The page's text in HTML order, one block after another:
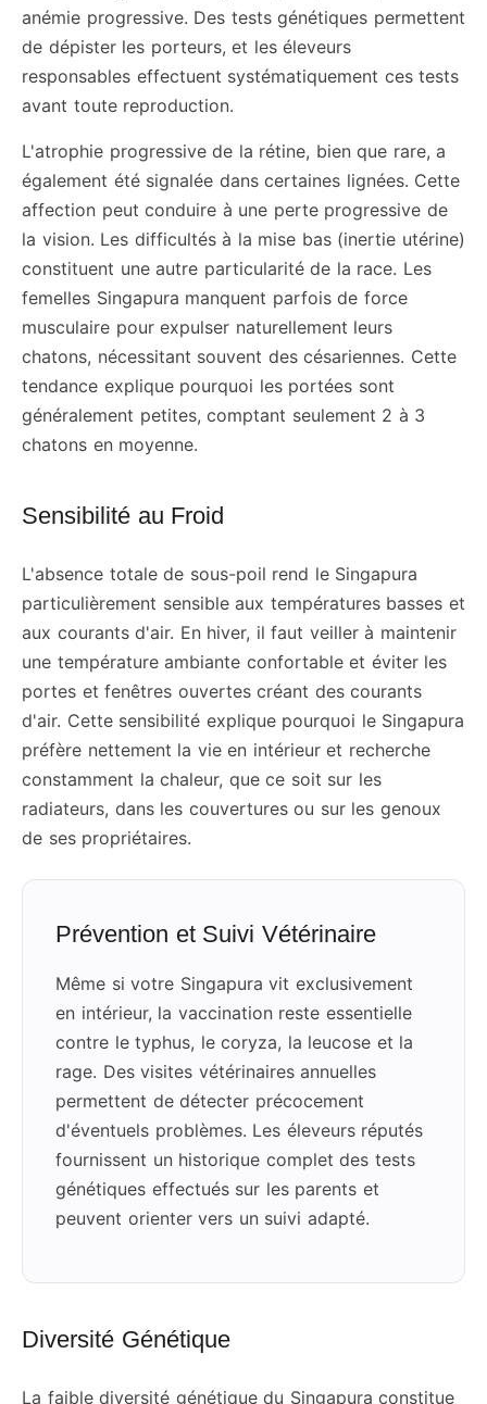
anémie progressive. Des tests génétiques permettent
de dépister les porteurs, et les éleveurs
responsables effectuent systématiquement ces tests
avant toute reproduction.
L'atrophie progressive de la rétine, bien que rare, a
également été signalée dans certaines lignées. Cette
affection peut conduire à une perte progressive de
la vision. Les difficultés à la mise bas (inertie utérine)
constituent une autre particularité de la race. Les
femelles Singapura manquent parfois de force
musculaire pour expulser naturellement leurs
chatons, nécessitant souvent des césariennes. Cette
tendance explique pourquoi les portées sont
généralement petites, comptant seulement 2 à 3
chatons en moyenne.
Sensibilité au Froid
L'absence totale de sous-poil rend le Singapura
particulièrement sensible aux températures basses et
aux courants d'air. En hiver, il faut veiller à maintenir
une température ambiante confortable et éviter les
portes et fenêtres ouvertes créant des courants
d'air. Cette sensibilité explique pourquoi le Singapura
préfère nettement la vie en intérieur et recherche
constamment la chaleur, que ce soit sur les
radiateurs, dans les couvertures ou sur les genoux
de ses propriétaires.
Prévention et Suivi Vétérinaire
Même si votre Singapura vit exclusivement
en intérieur, la vaccination reste essentielle
contre le typhus, le coryza, la leucose et la
rage. Des visites vétérinaires annuelles
permettent de détecter précocement
d'éventuels problèmes. Les éleveurs réputés
fournissent un historique complet des tests
génétiques effectués sur les parents et
peuvent orienter vers un suivi adapté.
Diversité Génétique
La faible diversité génétique du Singapura constitue